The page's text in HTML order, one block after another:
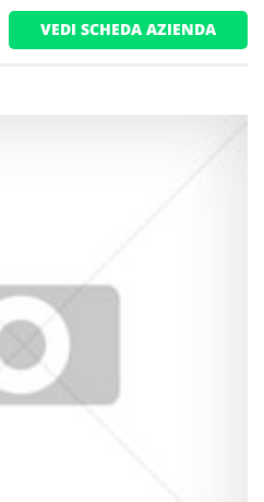
VEDI SCHEDA AZIENDA